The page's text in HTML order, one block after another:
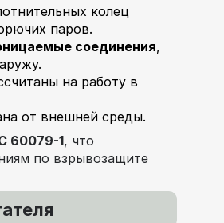
колец
паров.
соединения,
на работу в
от внешней среды.
60079-1, что
по взрывозащите